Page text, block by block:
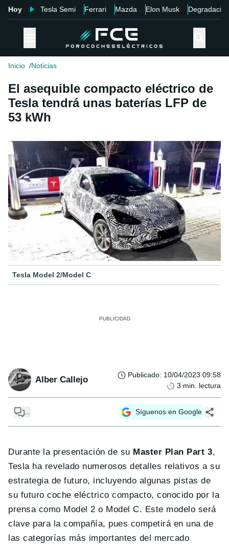
Hoy Tesla Semi Ferrari Mazda Elon Musk Degradación
Inicio Noticias
El asequible compacto eléctrico de
Tesla tendrá unas baterías LFP de
53 kWh
Tesla Model 2/Model C
Alber Callejo Publicado: 10/04/2023 09:58
3 min. lectura
... Síguenos en Google
Durante la presentación de su Master Plan Part 3,
Tesla ha revelado numerosos detalles relativos a su
estrategia de futuro, incluyendo algunas pistas de
su futuro coche eléctrico compacto, conocido por la
prensa como Model 2 o Model C. Este modelo será
clave para la compañía, pues competirá en una de
las categorías más importantes del mercado